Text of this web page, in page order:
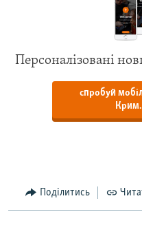
Персоналізовані
спробуй
Поділитись